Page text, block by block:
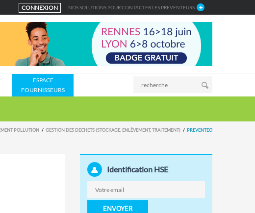
CONNEXION NOS SOLUTIONS POUR CONTACTER LES PREVENTEURS
ESPACE
FOURNISSEURS
POLLUTION GESTION DES DECHETS (STOCKAGE, ENLÈVEMENT, TRAITEMENT) PREVENTEO
Identification HSE
ENVOYER